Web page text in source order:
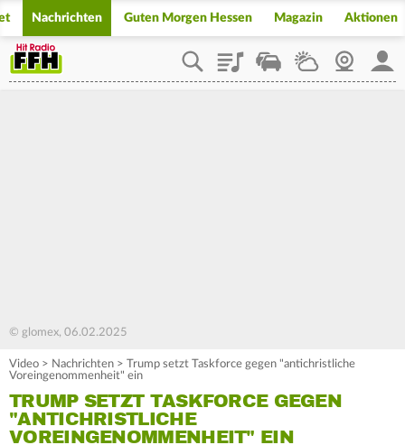
Nachrichten Guten Morgen Hessen Magazin Aktionen
PlaylistStaupilotWetterWebcam
© glomex, 06.02.2025
Video > Nachrichten > Trump setzt Taskforce gegen "antichristliche
Voreingenommenheit" ein
TRUMP SETZT TASKFORCE GEGEN
"ANTICHRISTLICHE
VOREINGENOMMENHEIT" EIN